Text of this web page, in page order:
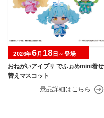
おねがいアイプリ でふぉめmini着せ
替えマスコット
2026年6月 18 日～登場